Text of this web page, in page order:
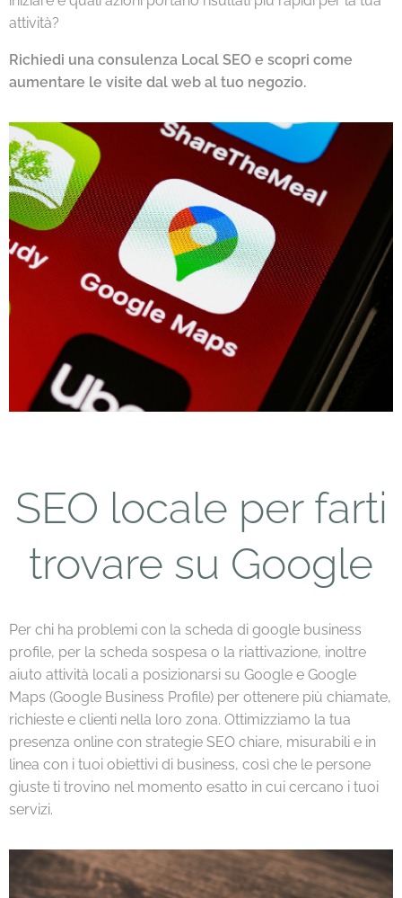
attività?
Richiedi una consulenza Local SEO e scopri come
aumentare le visite dal web al tuo negozio.
SEO locale per farti
trovare su Google
Per chi ha problemi con la scheda di google business
profile, per la scheda sospesa o la riattivazione, inoltre
aiut0 attività locali a posizionarsi su Google e Google
Maps (Google Business Profile) per ottenere più chiamate,
richieste e clienti nella loro zona. Ottimizziamo la tua
presenza online con strategie SEO chiare, misurabili e in
linea con i tuoi obiettivi di business, così che le persone
giuste ti trovino nel momento esatto in cui cercano i tuoi
servizi.